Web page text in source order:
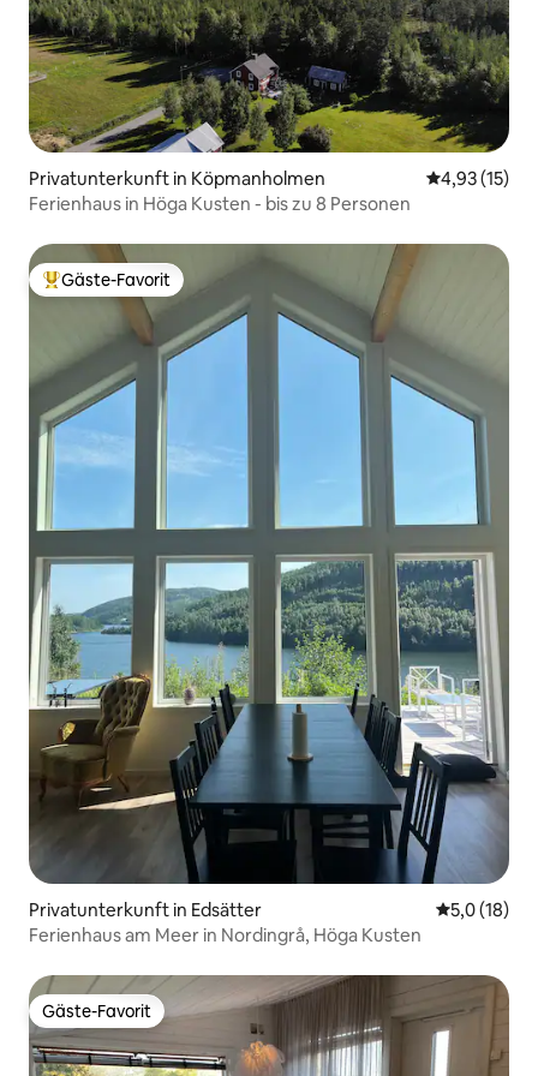
Privatunterkunft in Köpmanholmen
4,93 (15)
Ferienhaus in Höga Kusten - bis zu 8 Personen
Beliebter Gäste-Favorit.
Gäste-Favorit
Privatunterkunft in Edsätter
5,0 (18)
Ferienhaus am Meer in Nordingrå, Höga Kusten
Gäste-Favorit
Gäste-Favorit